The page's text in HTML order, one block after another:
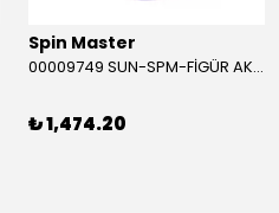
Spin Master
00009749 SUN-SPM-FİGÜR AKS. DORA MİKROFON YAĞMUR ORMANI RİTMİ (DORA) SESLİ
₺ 1,474.20